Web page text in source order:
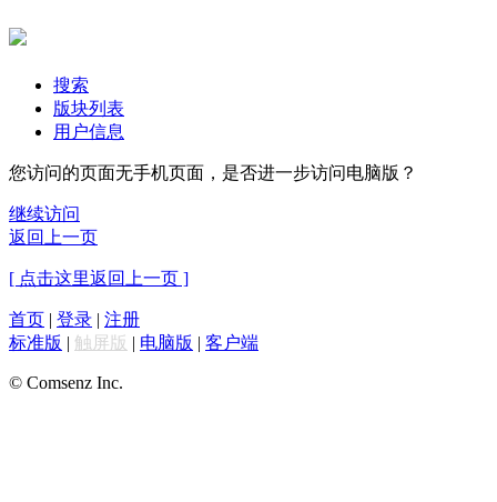
搜索
版块列表
用户信息
您访问的页面无手机页面，是否进一步访问电脑版？
继续访问
返回上一页
[ 点击这里返回上一页 ]
首页 | 登录 | 注册
标准版 | 触屏版 | 电脑版 | 客户端
© Comsenz Inc.